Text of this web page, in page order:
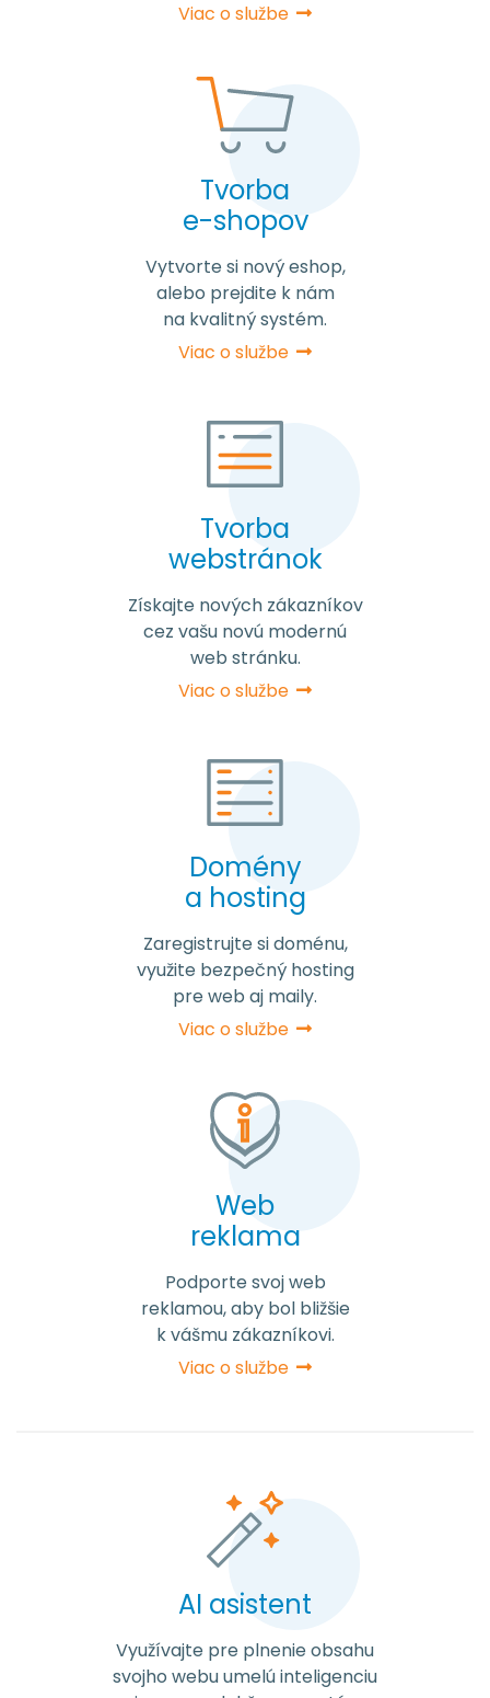
Viac o službe
Tvorba
e-shopov
Vytvorte si nový eshop,
alebo prejdite k nám
na kvalitný systém.
Viac o službe
Tvorba
webstránok
Získajte nových zákazníkov
cez vašu novú modernú
web stránku.
Viac o službe
Domény
a hosting
Zaregistrujte si doménu,
využite bezpečný hosting
pre web aj maily.
Viac o službe
Web
reklama
Podporte svoj web
reklamou, aby bol bližšie
k vášmu zákazníkovi.
Viac o službe
AI asistent
Využívajte pre plnenie obsahu
svojho webu umelú inteligenciu